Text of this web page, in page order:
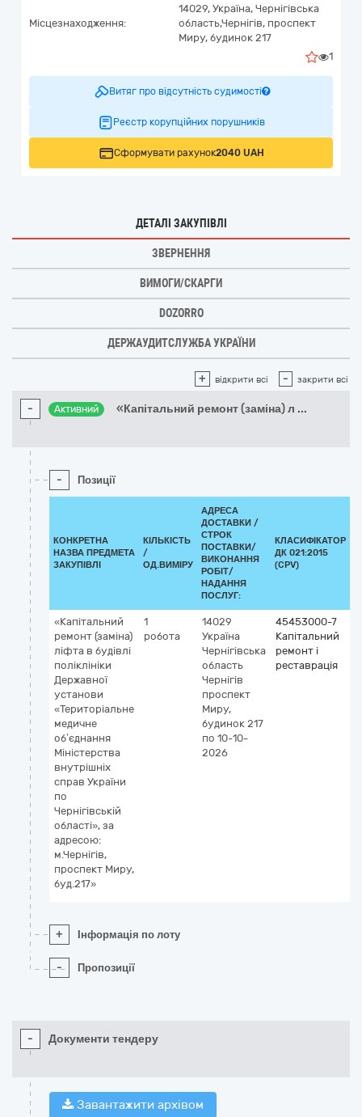
Місцезнаходження:
14029, Україна, Чернігівська
область,Чернігів, проспект
Миру, будинок 217
1
Витяг про відсутність судимості
Реєстр корупційних порушників
Сформувати рахунок2040 UAH
ДЕТАЛІ ЗАКУПІВЛІ
ЗВЕРНЕННЯ
ВИМОГИ/СКАРГИ
DOZORRO
ДЕРЖАУДИТСЛУЖБА УКРАЇНИ
+ відкрити всі - закрити всі
- Активний «Капітальний ремонт (заміна) л ...
- Позиції
КОНКРЕТНА
НАЗВА ПРЕДМЕТА
ЗАКУПІВЛІ
КІЛЬКІСТЬ
/
ОД.ВИМІРУ
АДРЕСА
ДОСТАВКИ /
СТРОК
ПОСТАВКИ/
ВИКОНАННЯ
РОБІТ/
НАДАННЯ
ПОСЛУГ:
КЛАСИФІКАТОР
ДК 021:2015
(CPV)
«Капітальний
ремонт (заміна)
ліфта в будівлі
поліклініки
Державної
установи
«Територіальне
медичне
об’єднання
Міністерства
внутрішніх
справ України
по
Чернігівській
області», за
адресою:
м.Чернігів,
проспект Миру,
буд.217»
1
робота
14029
Україна
Чернігівська
область
Чернігів
проспект
Миру,
будинок 217
по 10-10-
2026
45453000-7
Капітальний
ремонт і
реставрація
+ Інформація по лоту
- Пропозиції
- Документи тендеру
Завантажити архівом